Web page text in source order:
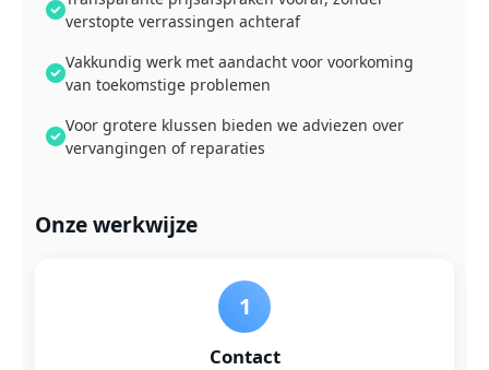
verstopte verrassingen achteraf
Vakkundig werk met aandacht voor voorkoming
van toekomstige problemen
Voor grotere klussen bieden we adviezen over
vervangingen of reparaties
Onze werkwijze
1
Contact